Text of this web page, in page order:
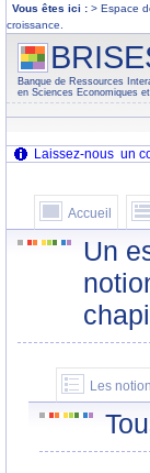
Vous êtes ici : > Espace
croissance.
Banque de Ressources
en Sciences Economiques
Accueil
Un
Les